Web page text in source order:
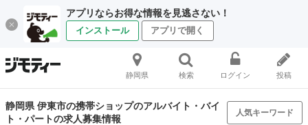
アプリならお得な情報を見逃さない！
インストール アプリで開く
静岡県 検索 ログイン 投稿
静岡県 伊東市の携帯ショップのアルバイト・バイ
ト・パートの求人募集情報
人気キーワード